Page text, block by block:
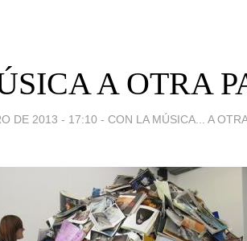
A OTRA
DE 2013 - 17:10 - CON LA MÚSICA... A